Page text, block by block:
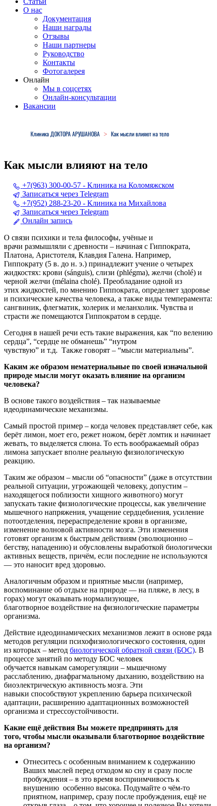
О нас
Документация
Наши награды
Отзывы
Наши партнеры
Руководство
Контакты
Фотогалерея
Онлайн
Мы в соцсетях
Онлайн-консультации
Вакансии
Клиника ДОКТОРА АРУШАНОВА > Как мысли влияют на тело
Как мысли влияют на тело
+7(963) 300-00-57 - Клиника на Коломяжском
Записаться через Telegram
+7(952) 288-23-20 - Клиника на Михайлова
Записаться через Telegram
Онлайн запись
О связи психики и тела философы, учёные и
врачи размышляли с древности – начиная с Гиппократа,
Платона, Аристотеля, Клавдия Галена. Например,
Гиппократу (5 в. до н. э.) принадлежит учение о четырех
жидкостях: крови (sánguis), слизи (phlégma), желчи (cholé) и
черной желчи (mélaina cholé). Преобладание одной из
этих жидкостей, по мнению Гиппократа, определяет здоровье
и психические качества человека, а также виды темперамента:
сангвиник, флегматик, холерик и меланхолик. Чувства и
страсти же помещаются Гиппократом в сердце.
Сегодня в нашей речи есть такие выражения, как “по велению
сердца”, “сердце не обманешь” “нутром
чувствую” и т.д. Также говорят – “мысли материальны”.
Каким же образом нематериальные по своей изначальной
природе мысли могут оказать влияние на организм
человека?
В основе такого воздействия – так называемые
идеодинамические механизмы.
Самый простой пример – когда человек представляет себе, как
берёт лимон, моет его, режет ножом, берёт ломтик и начинает
жевать, то выделяется слюна. То есть воображаемый образ
лимона запускает вполне реальную физиологическую
реакцию.
Таким же образом – мысли об “опасности” (даже в отсутствии
реальной ситуации, угрожающей человеку, допустим –
находящегося поблизости хищного животного) могут
запускать такие физиологические процессы, как увеличение
мышечного напряжения, учащение сердцебиения, усиление
потоотделения, перераспределение крови в организме,
изменение волновой активности мозга. Эти изменения
готовят организм к быстрым действиям (эволюционно –
бегству, нападению) и обусловлены выработкой биологически
активных веществ, причём, если последние не используются
— это наносит вред здоровью.
Аналогичным образом и приятные мысли (например,
воспоминание об отдыхе на природе — на пляже, в лесу, в
горах) могут оказывать нормализующее,
благотворное воздействие на физиологические параметры
организма.
Действие идеодинамических механизмов лежит в основе ряда
методов регуляции психофизиологического состояния, один
из которых – метод биологической обратной связи (БОС). В
процессе занятий по методу БОС человек
обучается навыкам саморегуляции – мышечному
расслаблению, диафрагмальному дыханию, воздействию на
биоэлектрическую активность мозга. Эти
навыки способствуют укреплению барьера психической
адаптации, расширению адаптационных возможностей
организма и стрессоустойчивости.
Какие ещё действия Вы можете предпринять для
того, чтобы мысли оказывали благотворное воздействие
на организм?
Отнеситесь с особенным вниманием к содержанию
Ваших мыслей перед отходом ко сну и сразу после
пробуждения – в это время восприимчивость к
внушению особенно высока. Подумайте о чём-то
приятном, например, сразу после пробуждения, ещё не